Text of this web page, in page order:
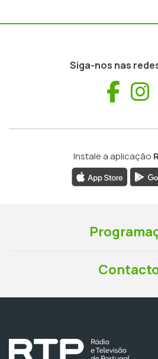
Siga-nos nas
Instale a aplicação